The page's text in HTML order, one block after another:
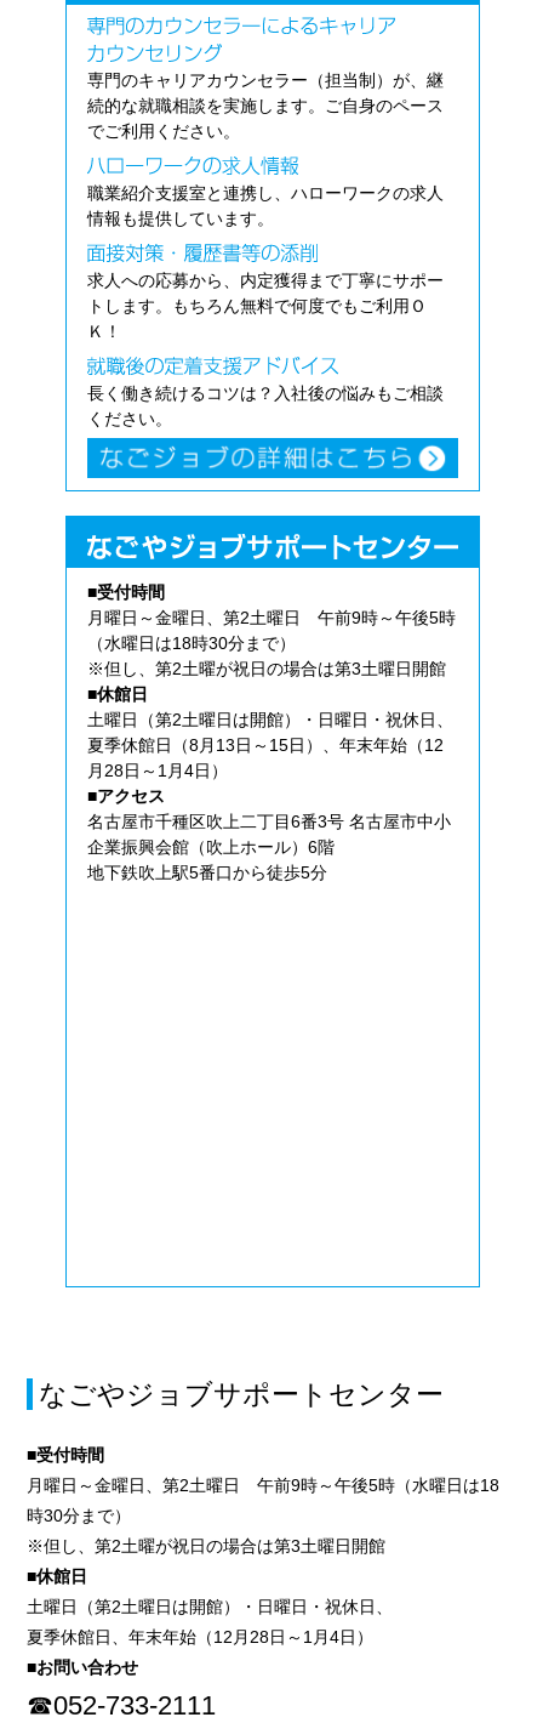
専門のキャリアカウンセラー（担当制）が、継
続的な就職相談を実施します。ご自身のペース
でご利用ください。
職業紹介支援室と連携し、ハローワークの求人
情報も提供しています。
求人への応募から、内定獲得まで丁寧にサポー
トします。もちろん無料で何度でもご利用Ｏ
Ｋ！
長く働き続けるコツは？入社後の悩みもご相談
ください。
■受付時間
月曜日～金曜日、第2土曜日 午前9時～午後5時
（水曜日は18時30分まで）
※但し、第2土曜が祝日の場合は第3土曜日開館
■休館日
土曜日（第2土曜日は開館）・日曜日・祝休日、
夏季休館日（8月13日～15日）、年末年始（12
月28日～1月4日）
■アクセス
名古屋市千種区吹上二丁目6番3号 名古屋市中小
企業振興会館（吹上ホール）6階
地下鉄吹上駅5番口から徒歩5分
なごやジョブサポートセンター
■受付時間
月曜日～金曜日、第2土曜日 午前9時～午後5時（水曜日は18
時30分まで）
※但し、第2土曜が祝日の場合は第3土曜日開館
■休館日
土曜日（第2土曜日は開館）・日曜日・祝休日、
夏季休館日、年末年始（12月28日～1月4日）
■お問い合わせ
☎052-733-2111